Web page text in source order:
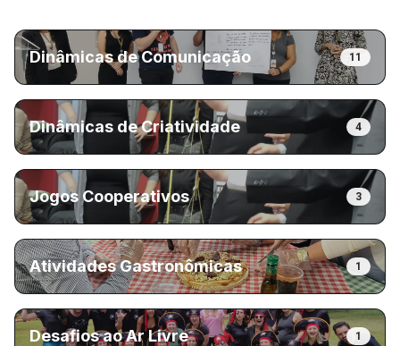
Dinâmicas de Comunicação 11
Dinâmicas de Criatividade 4
Jogos Cooperativos 3
Atividades Gastronômicas 1
Desafios ao Ar Livre 1